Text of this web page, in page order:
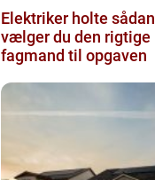
Elektriker holte sådan
vælger du den rigtige
fagmand til opgaven